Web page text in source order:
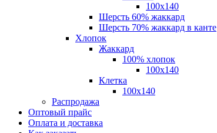
100x140
Шерсть 60% жаккард
Шерсть 70% жаккард в канте
Хлопок
Жаккард
100% хлопок
100x140
Клетка
100х140
Распродажа
Оптовый прайс
Оплата и доставка